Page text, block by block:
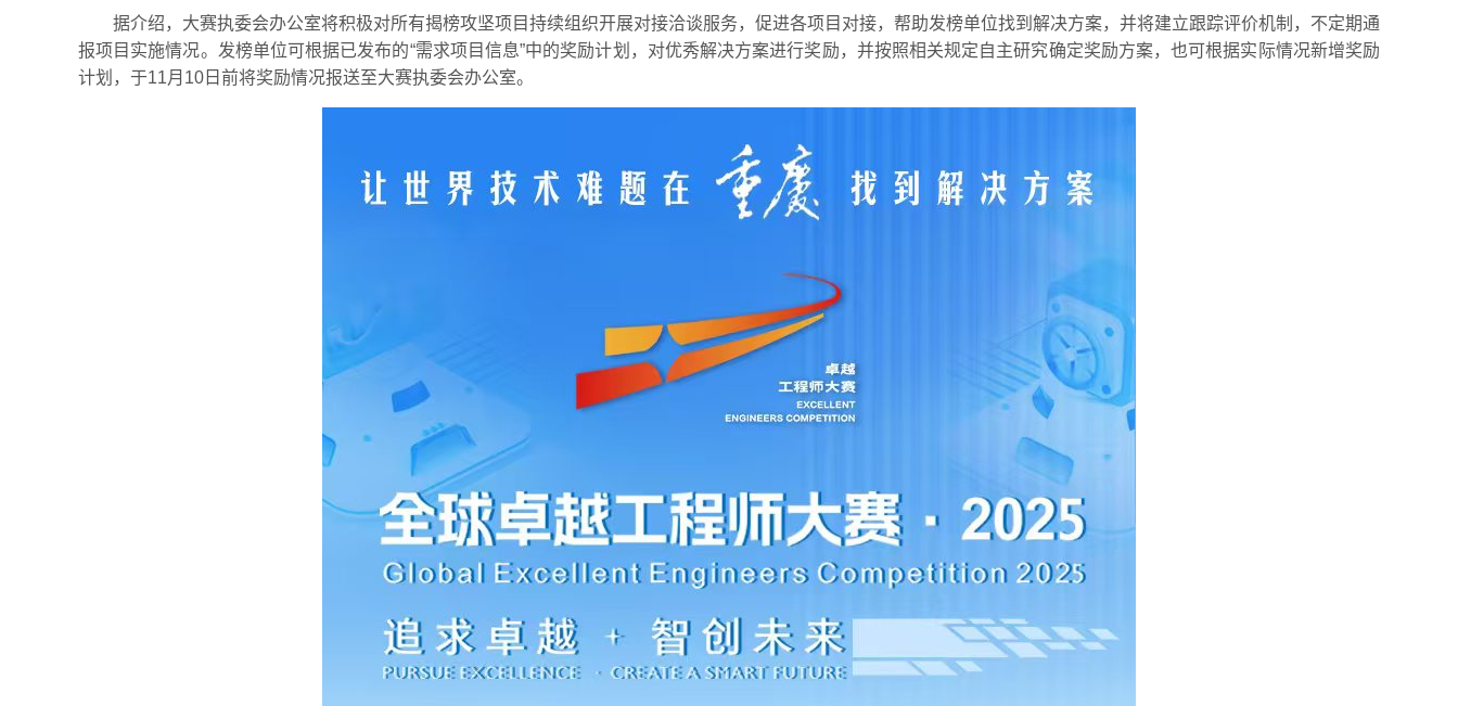
据介绍，大赛执委会办公室将积极对所有揭榜攻坚项目持续组织开展对接洽谈服务，促进各项目对接，帮助发榜单位找到解决方案，并将建立跟踪评价机制，不定期通
报项目实施情况。发榜单位可根据已发布的“需求项目信息”中的奖励计划，对优秀解决方案进行奖励，并按照相关规定自主研究确定奖励方案，也可根据实际情况新增奖励
计划，于11月10日前将奖励情况报送至大赛执委会办公室。